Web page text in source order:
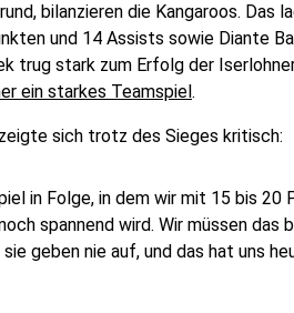
bilanzieren die Kangaroos. Das
und 14 Assists sowie Diante
trug stark zum Erfolg der
ein starkes Teamspiel.
sich trotz des Sieges kritisch:
in Folge, in dem wir mit 15 bis 20
spannend wird. Wir müssen das
geben nie auf, und das hat uns